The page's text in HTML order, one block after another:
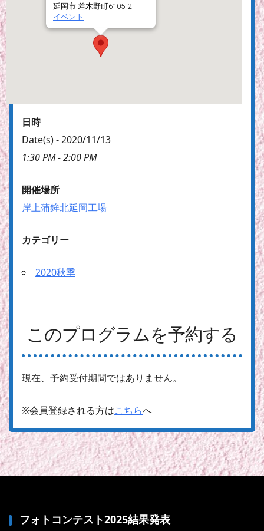
延岡市 差木野町6105-2
イベント
日時
Date(s) - 2020/11/13
1:30 PM - 2:00 PM
開催場所
岸上蒲鉾北延岡工場
カテゴリー
2020秋季
このプログラムを予約する
現在、予約受付期間ではありません。
※会員登録される方はこちらへ
フォトコンテスト2025結果発表